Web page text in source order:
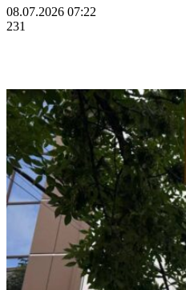
08.07.2026 07:22
231